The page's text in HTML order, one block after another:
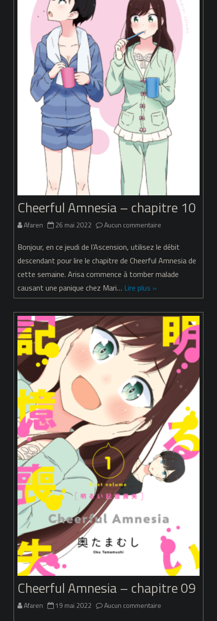
Cheerful Amnesia – chapitre 10
Afaren 26 mai 2022 Aucun commentaire
Cheerful
Amnesia
–
10
Bonjour, en ce jeudi de l’Ascension, utilisez le débit
descendant pour lire le chapitre de Cheerful Amnesia de
cette semaine. Arisa commence à tomber malade
causant une panique chez Mari… Lire plus »
Cheerful Amnesia – chapitre 09
Afaren 19 mai 2022 Aucun commentaire